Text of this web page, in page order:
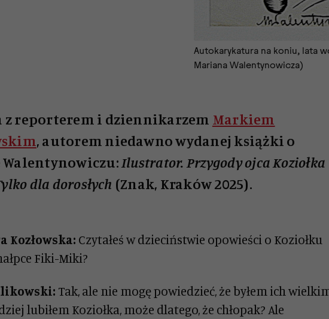
Autokarykatura na koniu, lata
Mariana Walentynowicza)
z reporterem i dziennikarzem Markiem
, autorem niedawno wydanej książki o
Ilustrator. Przygody ojca Koziołka
dla dorosłych (Znak, Kraków 2025).
Kozłowska: Czytałeś w dzieciństwie opowieści o Koziołku
Fiki-Miki?
Tak, ale nie mogę powiedzieć, że byłem ich
lubiłem Koziołka, może dlatego, że chłopak? Ale